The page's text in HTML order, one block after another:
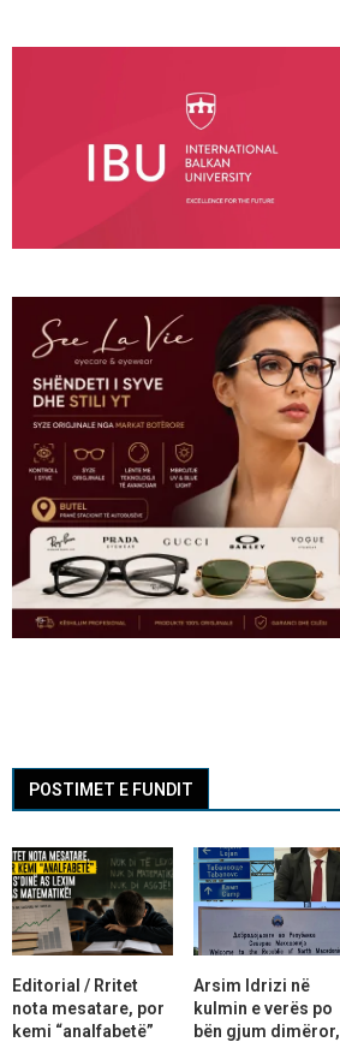
POSTIMET E FUNDIT
Editorial / Rritet
nota mesatare, por
kemi “analfabetë”
Arsim Idrizi në
kulmin e verës po
bën gjum dimëror,